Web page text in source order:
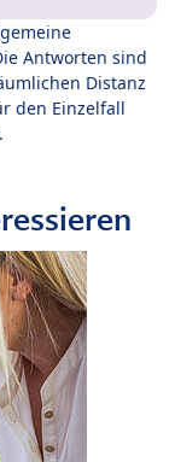
Antworten sind
Distanz
den Einzelfall